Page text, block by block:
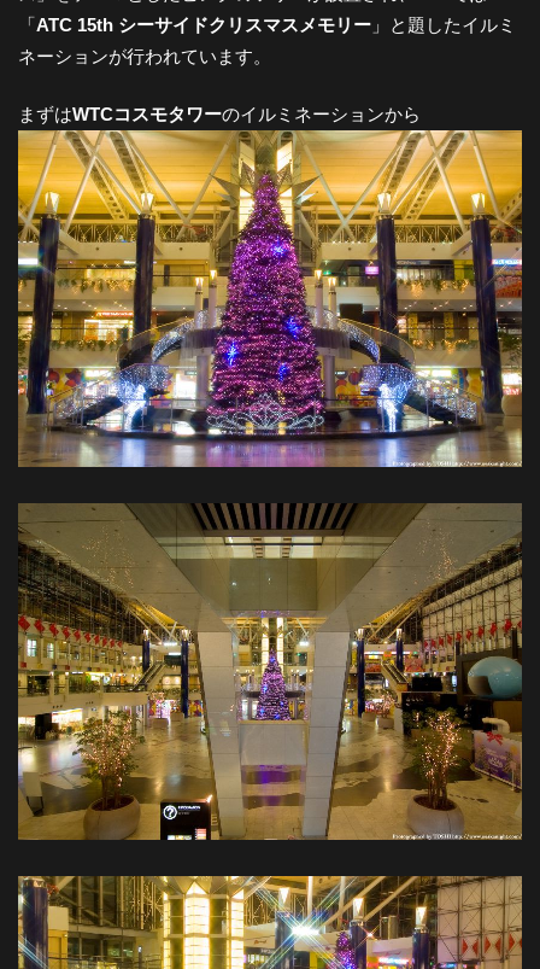
-
大
阪
の
夜
景
と
都
市
風
景
探
訪-
「ATC 15th シーサイドクリスマスメモリー 」と題したイルミ
ネーションが行われています。
まずはWTCコスモタワーのイルミネーションから